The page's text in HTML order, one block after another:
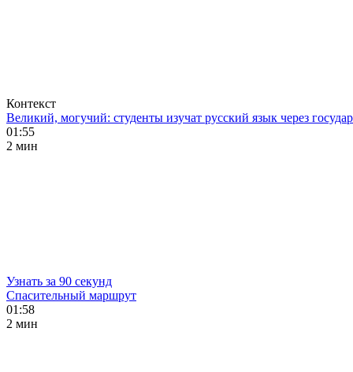
Контекст
Великий, могучий: студенты изучат русский язык через
01:55
2 мин
Узнать за 90 секунд
Спасительный маршрут
01:58
2 мин